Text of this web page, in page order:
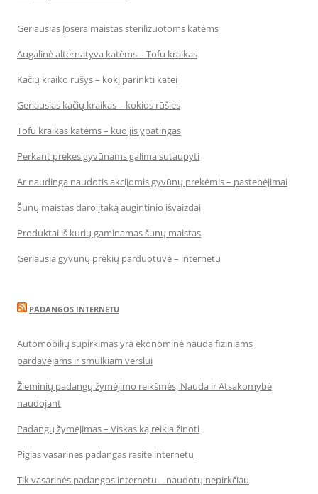
Geriausias Josera maistas sterilizuotoms katėms
Augalinė alternatyva katėms – Tofu kraikas
Kačių kraiko rūšys – kokį parinkti katei
Geriausias kačių kraikas – kokios rūšies
Tofu kraikas katėms – kuo jis ypatingas
Perkant prekes gyvūnams galima sutaupyti
Ar naudinga naudotis akcijomis gyvūnų prekėmis – pastebėjimai
Šunų maistas daro įtaką augintinio išvaizdai
Produktai iš kurių gaminamas šunų maistas
Geriausia gyvūnų prekių parduotuvė – internetu
PADANGOS INTERNETU
Automobilių supirkimas yra ekonominė nauda fiziniams
pardavėjams ir smulkiam verslui
Žieminių padangų žymėjimo reikšmės, Nauda ir Atsakomybė
naudojant
Padangų žymėjimas – Viskas ką reikia žinoti
Pigias vasarines padangas rasite internetu
Tik vasarinės padangos internetu – naudotų nepirkčiau